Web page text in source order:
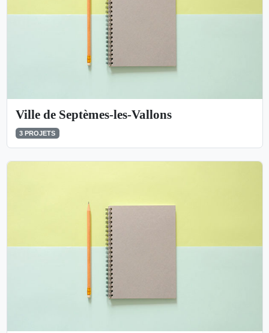
Ville de Septèmes-les-Vallons
3 PROJETS